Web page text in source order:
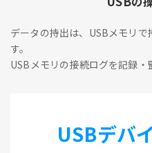
データの持出は、USBメモリ
す。
USBメモリの接続ログを記録・
USBデバ